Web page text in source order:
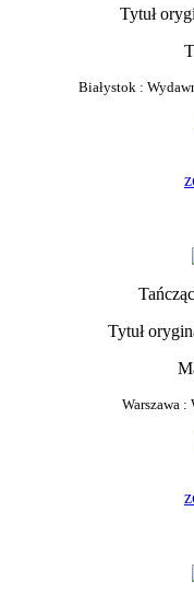
Tytuł
Białystok :
Tytuł
Warszawa